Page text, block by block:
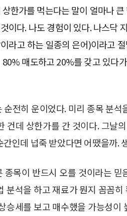
한가를 먹는다는 말이 얼마나
이다. 나도 경험이 있다. 나스닥
라고 하는 일종의 은어)이라고
매도하고 20%를 갖고 있다
전히 운이었다. 미리 종목 분
건데 상한가를 간 것이다. 그날
인데 넙죽 받았다면 어땠을까.
종목이 반드시 오를 것이라는
분석을 하고 재료가 뭔지 꼼꼼
승세를 보고 매수했을 가능성